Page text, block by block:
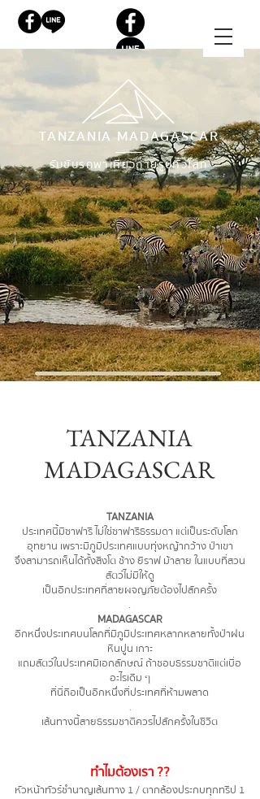
TANZANIA MADAGASCAR
รับขับรถพาเที่ยวถ่ายรูปทั่วโลก
TANZANIA
MADAGASCAR
TANZANIA
ประเทศนี้มีซาฟารี ไม่ใช่ซาฟารีธรรมดา แต่เป็นระดับโลก
อุทยาน เพราะมีภูมิประเทศแบบทุ่งหญ้ากว้าง ป่าเขา
จึงสามารถเห็นได้ทั้งสิงโต ช้าง ยีราฟ ม้าลาย ในแบบที่สวน
สัตว์ไม่มีให้ดู
เป็นอีกประเทศที่สายผจญภัยต้องไปสักครั้ง
.
MADAGASCAR
อีกหนึ่งประเทศบนโลกที่มีภูมิประเทศหลากหลายทั้งป่าฝน
หินปูน เกาะ
แถมสัตว์ในประเทศมีเอกลักษณ์ ถ้าชอบธรรมชาติแต่เบื่อ
อะไรเดิม ๆ
ที่นี่ถือเป็นอีกหนึ่งที่ประเทศที่ห้ามพลาด
.
เส้นทางนี้สายธรรมชาติควรไปสักครั้งในชีวิต
ทำไมต้องเรา ??
หัวหน้าทัวร์ชำนาญเส้นทาง 1 / ตากล้องประกบทุกทริป 1